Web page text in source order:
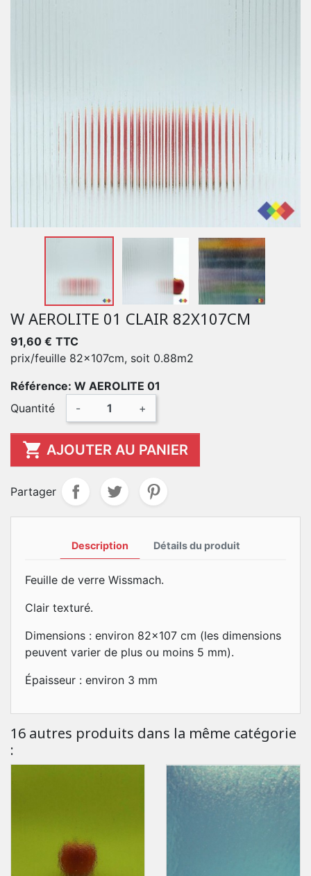
W AEROLITE 01 CLAIR 82X107CM
91,60 € TTC
prix/feuille 82x107cm, soit 0.88m2
Référence: W AEROLITE 01
Quantité
- +
 AJOUTER AU PANIER
Partager
Description Détails du produit
Feuille de verre Wissmach.
Clair texturé.
Dimensions : environ 82x107 cm (les dimensions
peuvent varier de plus ou moins 5 mm).
Épaisseur : environ 3 mm
16 autres produits dans la même catégorie
: